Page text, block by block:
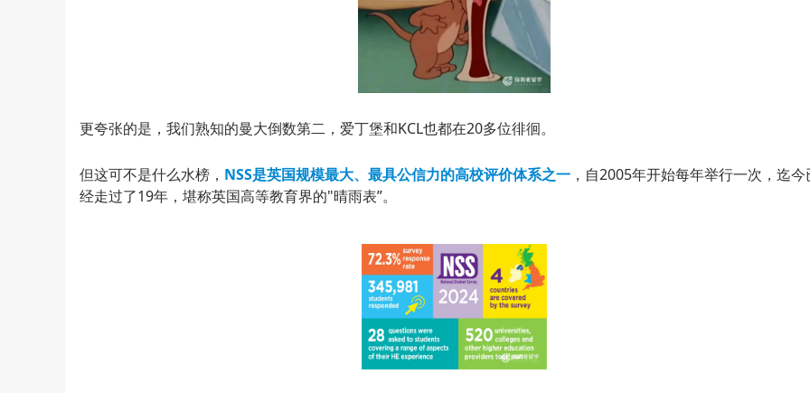
更夸张的是，我们熟知的曼大倒数第二，爱丁堡和KCL也都在20多位徘徊。
但这可不是什么水榜， NSS是英国规模最大、最具公信力的高校评价体系之一 ，自2005年开始每年举行一次，迄今
经走过了19年，堪称英国高等教育界的"晴雨表”。